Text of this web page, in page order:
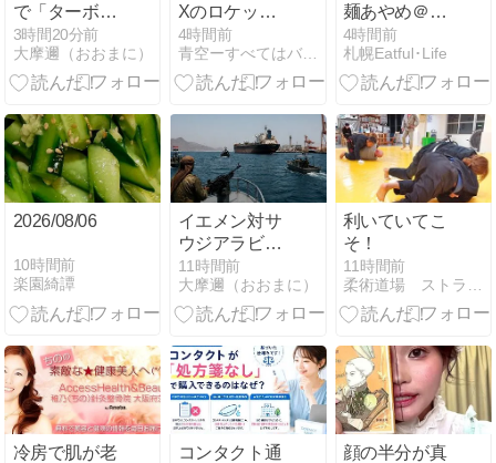
で「ターボ老
化」が見られ
る本当の理
由…そしてそ
って何を意味
するのか Mike
Adams
3時間20分前
大摩邇（おおまに）
Xのロケット
残骸が衝突
4時間前
青空ーすべてはバランス
麺あやめ＠新
道東 濃厚魚介
つけ麺＆特盛
＆小ライス ＆
イダーマン
BRAND NEW
DAY
4時間前
札幌Eatful･Life
2026/08/06
10時間前
楽園綺譚
イエメン対サ
ウジアラビ
ア：締め付け
と非対称対応
戦略
11時間前
大摩邇（おおまに）
利いていてこ
そ！
11時間前
柔術道場 ストライプル早稲田ヒルマ道場
冷房で肌が老
コンタクト通
顔の半分が真